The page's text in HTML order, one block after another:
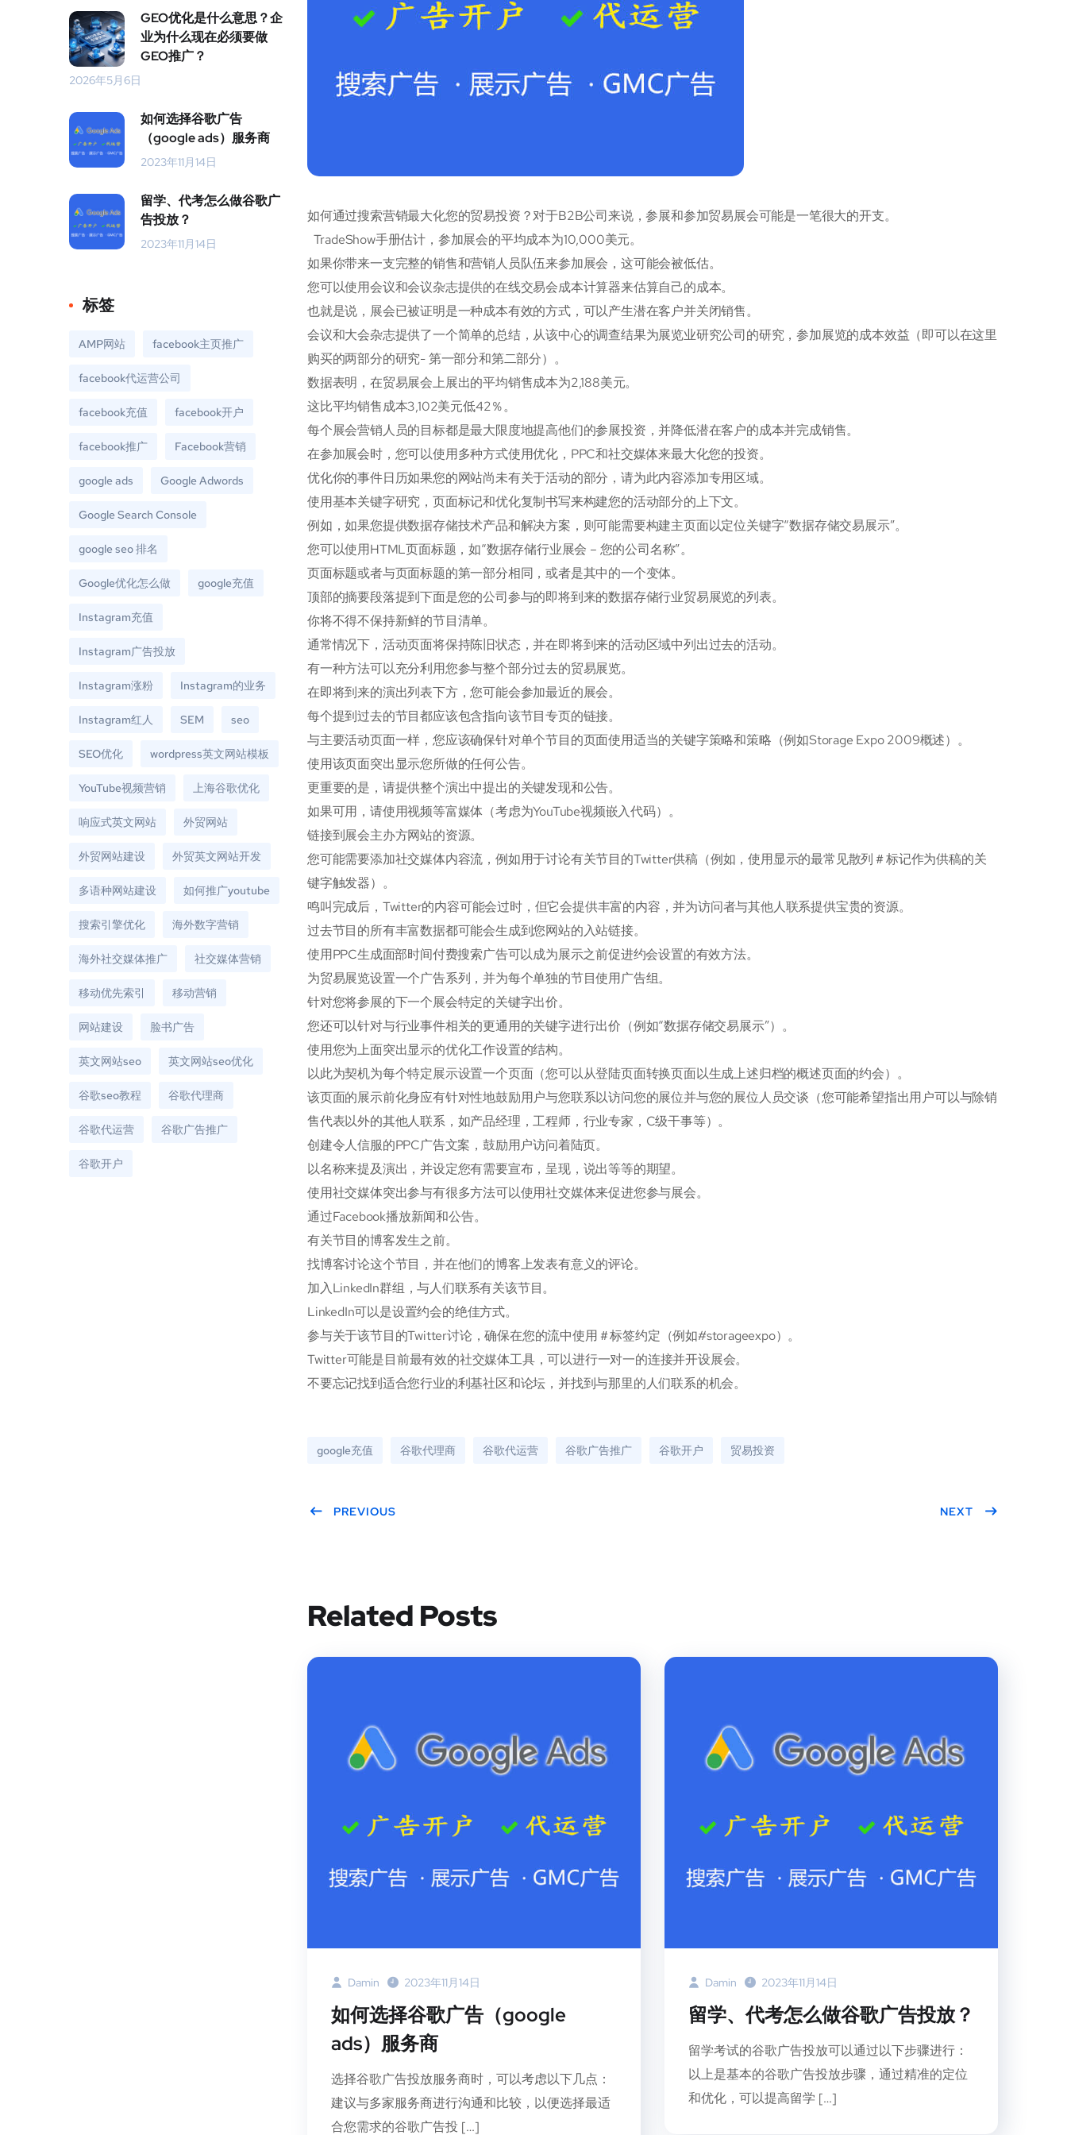
如何通过搜索营销最大化您的贸易投资？对于B2B公司来说，参展和参加贸易展会可能是一笔很大的开支。
TradeShow手册估计，参加展会的平均成本为10,000美元。
如果你带来一支完整的销售和营销人员队伍来参加展会，这可能会被低估。
您可以使用会议和会议杂志提供的在线交易会成本计算器来估算自己的成本。
也就是说，展会已被证明是一种成本有效的方式，可以产生潜在客户并关闭销售。
会议和大会杂志提供了一个简单的总结，从该中心的调查结果为展览业研究公司的研究，参加展览的成本效益（即可以在这里
购买的两部分的研究- 第一部分和第二部分）。
数据表明，在贸易展会上展出的平均销售成本为2,188美元。
这比平均销售成本3,102美元低42％。
每个展会营销人员的目标都是最大限度地提高他们的参展投资，并降低潜在客户的成本并完成销售。
在参加展会时，您可以使用多种方式使用优化，PPC和社交媒体来最大化您的投资。
优化你的事件日历如果您的网站尚未有关于活动的部分，请为此内容添加专用区域。
使用基本关键字研究，页面标记和优化复制书写来构建您的活动部分的上下文。
例如，如果您提供数据存储技术产品和解决方案，则可能需要构建主页面以定位关键字“数据存储交易展示”。
您可以使用HTML页面标题，如“数据存储行业展会 – 您的公司名称”。
页面标题或者与页面标题的第一部分相同，或者是其中的一个变体。
顶部的摘要段落提到下面是您的公司参与的即将到来的数据存储行业贸易展览的列表。
你将不得不保持新鲜的节目清单。
通常情况下，活动页面将保持陈旧状态，并在即将到来的活动区域中列出过去的活动。
有一种方法可以充分利用您参与整个部分过去的贸易展览。
在即将到来的演出列表下方，您可能会参加最近的展会。
每个提到过去的节目都应该包含指向该节目专页的链接。
与主要活动页面一样，您应该确保针对单个节目的页面使用适当的关键字策略和策略（例如Storage Expo 2009概述）。
使用该页面突出显示您所做的任何公告。
更重要的是，请提供整个演出中提出的关键发现和公告。
如果可用，请使用视频等富媒体（考虑为YouTube视频嵌入代码）。
链接到展会主办方网站的资源。
您可能需要添加社交媒体内容流，例如用于讨论有关节目的Twitter供稿（例如，使用显示的最常见散列＃标记作为供稿的关
键字触发器）。
鸣叫完成后，Twitter的内容可能会过时，但它会提供丰富的内容，并为访问者与其他人联系提供宝贵的资源。
过去节目的所有丰富数据都可能会生成到您网站的入站链接。
使用PPC生成面部时间付费搜索广告可以成为展示之前促进约会设置的有效方法。
为贸易展览设置一个广告系列，并为每个单独的节目使用广告组。
针对您将参展的下一个展会特定的关键字出价。
您还可以针对与行业事件相关的更通用的关键字进行出价（例如“数据存储交易展示”）。
使用您为上面突出显示的优化工作设置的结构。
以此为契机为每个特定展示设置一个页面（您可以从登陆页面转换页面以生成上述归档的概述页面的约会）。
该页面的展示前化身应有针对性地鼓励用户与您联系以访问您的展位并与您的展位人员交谈（您可能希望指出用户可以与除销
售代表以外的其他人联系，如产品经理，工程师，行业专家，C级干事等）。
创建令人信服的PPC广告文案，鼓励用户访问着陆页。
以名称来提及演出，并设定您有需要宣布，呈现，说出等等的期望。
使用社交媒体突出参与有很多方法可以使用社交媒体来促进您参与展会。
通过Facebook播放新闻和公告。
有关节目的博客发生之前。
找博客讨论这个节目，并在他们的博客上发表有意义的评论。
加入LinkedIn群组，与人们联系有关该节目。
LinkedIn可以是设置约会的绝佳方式。
参与关于该节目的Twitter讨论，确保在您的流中使用＃标签约定（例如#storageexpo）。
Twitter可能是目前最有效的社交媒体工具，可以进行一对一的连接并开设展会。
不要忘记找到适合您行业的利基社区和论坛，并找到与那里的人们联系的机会。
google充值 谷歌代理商 谷歌代运营 谷歌广告推广 谷歌开户 贸易投资
PREVIOUS NEXT
Related Posts
Damin 2023年11月14日
如何选择谷歌广告（google
ads）服务商
选择谷歌广告投放服务商时，可以考虑以下几点：
建议与多家服务商进行沟通和比较，以便选择最适
合您需求的谷歌广告投 […]
Damin 2023年11月14日
留学、代考怎么做谷歌广告投放？
留学考试的谷歌广告投放可以通过以下步骤进行：
以上是基本的谷歌广告投放步骤，通过精准的定位
和优化，可以提高留学 […]
GEO优化是什么意思？企
业为什么现在必须要做
GEO推广？
2026年5月6日
如何选择谷歌广告
（google ads）服务商
2023年11月14日
留学、代考怎么做谷歌广
告投放？
2023年11月14日
标签
AMP网站 facebook主页推广
facebook代运营公司
facebook充值 facebook开户
facebook推广 Facebook营销
google ads Google Adwords
Google Search Console
google seo 排名
Google优化怎么做 google充值
Instagram充值
Instagram广告投放
Instagram涨粉 Instagram的业务
Instagram红人 SEM seo
SEO优化 wordpress英文网站模板
YouTube视频营销 上海谷歌优化
响应式英文网站 外贸网站
外贸网站建设 外贸英文网站开发
多语种网站建设 如何推广youtube
搜索引擎优化 海外数字营销
海外社交媒体推广 社交媒体营销
移动优先索引 移动营销
网站建设 脸书广告
英文网站seo 英文网站seo优化
谷歌seo教程 谷歌代理商
谷歌代运营 谷歌广告推广
谷歌开户